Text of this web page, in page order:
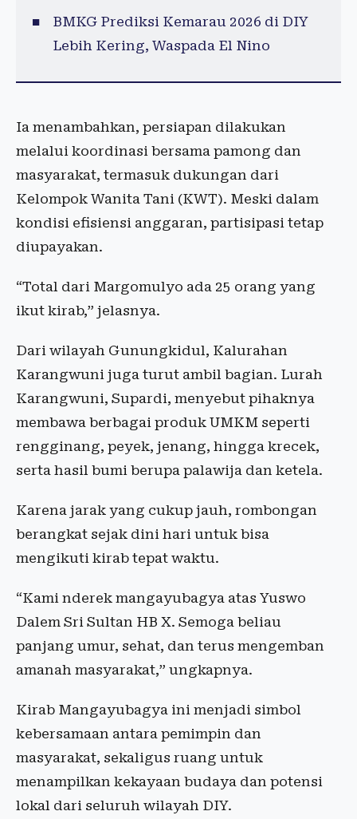
BMKG Prediksi Kemarau 2026 di DIY
Lebih Kering, Waspada El Nino
Ia menambahkan, persiapan dilakukan
melalui koordinasi bersama pamong dan
masyarakat, termasuk dukungan dari
Kelompok Wanita Tani (KWT). Meski dalam
kondisi efisiensi anggaran, partisipasi tetap
diupayakan.
“Total dari Margomulyo ada 25 orang yang
ikut kirab,” jelasnya.
Dari wilayah Gunungkidul, Kalurahan
Karangwuni juga turut ambil bagian. Lurah
Karangwuni, Supardi, menyebut pihaknya
membawa berbagai produk UMKM seperti
rengginang, peyek, jenang, hingga krecek,
serta hasil bumi berupa palawija dan ketela.
Karena jarak yang cukup jauh, rombongan
berangkat sejak dini hari untuk bisa
mengikuti kirab tepat waktu.
“Kami nderek mangayubagya atas Yuswo
Dalem Sri Sultan HB X. Semoga beliau
panjang umur, sehat, dan terus mengemban
amanah masyarakat,” ungkapnya.
Kirab Mangayubagya ini menjadi simbol
kebersamaan antara pemimpin dan
masyarakat, sekaligus ruang untuk
menampilkan kekayaan budaya dan potensi
lokal dari seluruh wilayah DIY.